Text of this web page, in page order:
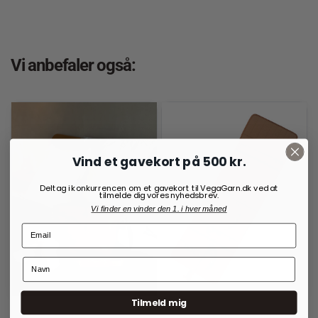
Vi anbefaler også:
Vind et gavekort på 500 kr.
Deltag i konkurrencen om et gavekort til VegaGarn.dk ved at
tilmelde dig vores nyhedsbrev.
Vi finder en vinder den 1. i hver måned
Tilmeld mig